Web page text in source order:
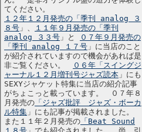
てください。
１２年１２月発売の「季刊 analog ３
８号 」、
１１年９月発売の「季刊
analog ３３号 」と
０７年９月発売の
「季刊 analog １７号 」に当店のこと
が紹介されていますので機会があれば是
非ご覧ください。
０６年「スイングジ
ャーナル１２月増刊号ジャズ読本 」にも
SEXYジャケット特集に当店の紹介記事
がちょこっと載っています。 ０７年８
月発売の 「ジャズ批評 ジャズ・ボーカ
ル特集 」にも記事が掲載されました。
また１１年２月発売の 「Beat Sound